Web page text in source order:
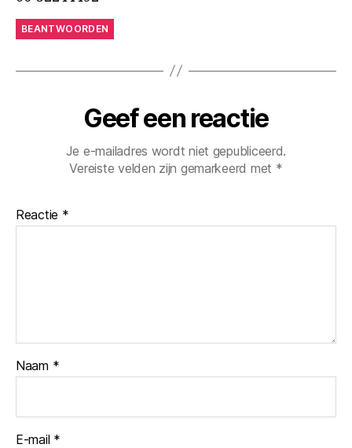
BEANTWOORDEN
Geef een reactie
Je e-mailadres wordt niet gepubliceerd.
Vereiste velden zijn gemarkeerd met *
Reactie *
Naam *
E-mail *